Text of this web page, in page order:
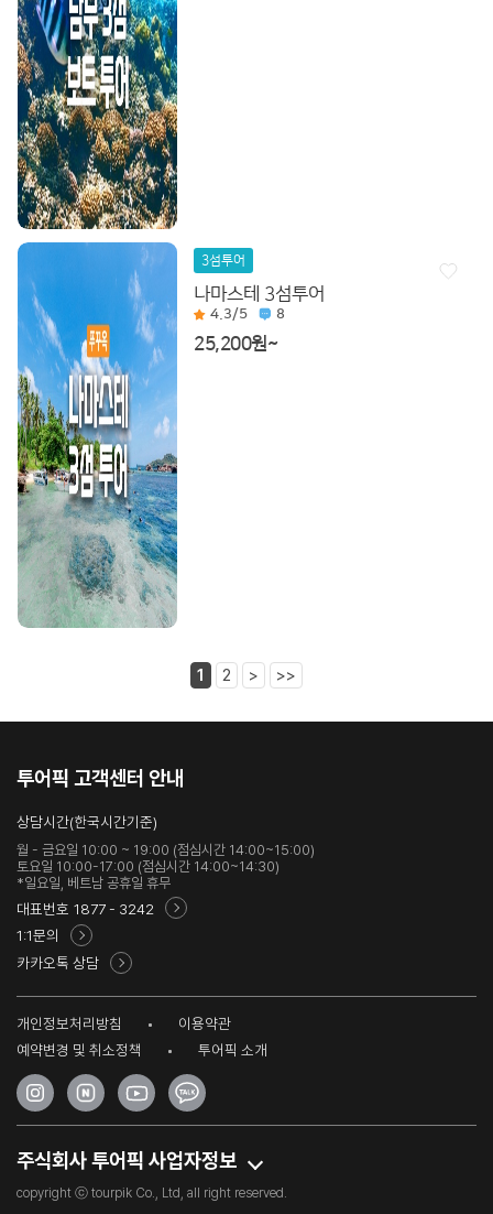
3섬투어
나마스테 3섬투어
4.3/5 8
25,200원~
1 2 > >>
투어픽 고객센터 안내
상담시간(한국시간기준)
월 - 금요일 10:00 ~ 19:00 (점심시간 14:00~15:00)
토요일 10:00-17:00 (점심시간 14:00~14:30)
*일요일, 베트남 공휴일 휴무
대표번호 1877 - 3242
1:1문의
카카오톡 상담
개인정보처리방침
이용약관
예약변경 및 취소정책
투어픽 소개
주식회사 투어픽 사업자정보
copyright ⓒ tourpik Co., Ltd, all right reserved.